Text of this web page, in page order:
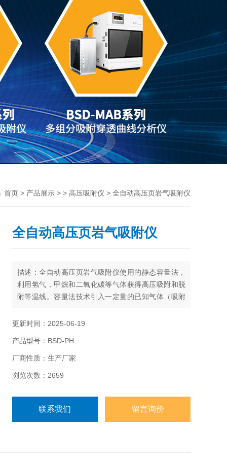
首页 > 产品展示 > > 高压吸附仪 > 全自动高压页岩气吸附仪
全自动高压页岩气吸附仪
描述：全自动高压页岩气吸附仪使用的静态容量法，
利用氢气，甲烷和二氧化碳等气体获得高压吸附和脱
附等温线。容量法技术引入一定量的已知气体（吸附
达到平衡时，记录Z终的平衡压力。这些数据用来计算
更新时间：2025-06-19
产品型号：BSD-PH
厂商性质：生产厂家
浏览次数：2659
联系我们 留言询价